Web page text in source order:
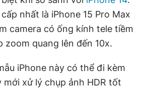
nhất là iPhone 15 Pro Max
camera có ống kính tele tiềm
zoom quang lên đến 10x.
iPhone này có thể đi kèm
mới xử lý chụp ảnh HDR tốt